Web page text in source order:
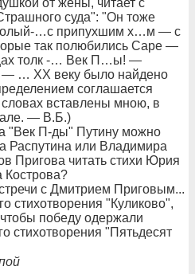
от жены, читает с
суда": "Он тоже
…с припухшим х…м — с
так полюбились Саре —
толк -… Век П…ы! —
… ХХ веку было найдено
соглашается
вставлены мною, в
— В.Б.)
"Век П-ды" Путину можно
Распутина или Владимира
Пригова читать стихи Юрия
Кострова?
с Дмитрием Приговым...
стихотворения "Куликово",
победу одержали
стихотворения "Пятьдесят